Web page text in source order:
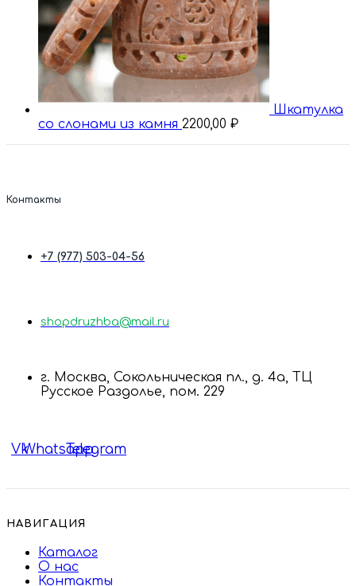
Шкатулка
со слонами из камня 2200,00 ₽
Контакты
+7 (977) 503-04-56
shopdruzhba@mail.ru
г. Москва, Сокольническая пл., д. 4а, ТЦ
Русское Раздолье, пом. 229
VkWhatsappTelegram
НАВИГАЦИЯ
Каталог
О нас
Контакты